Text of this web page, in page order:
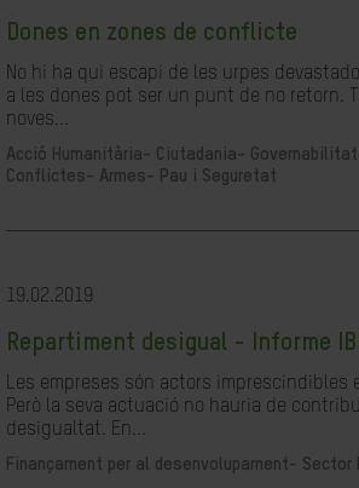
Dones en zones de conflicte
No hi ha qui escapi de les urpes
a les dones pot ser un punt de no retorn.
noves...
Acció Humanitària-
Ciutadania-
Conflictes- Armes- Pau i Seguretat
19.02.2019
Repartiment desigual - Informe
Les empreses són actors imprescindibles
Però la seva actuació no hauria de
desigualtat. En...
Finançament per al desenvolupament- Sector